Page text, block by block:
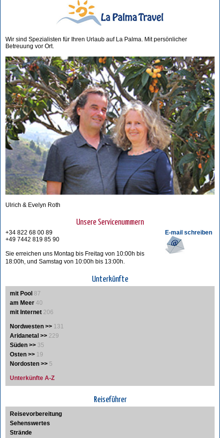
Wir sind Spezialisten für Ihren Urlaub auf La Palma. Mit persönlicher
Betreuung vor Ort.
Ulrich & Evelyn Roth
Unsere Servicenummern
E-mail schreiben
+34 822 68 00 89
+49 7442 819 85 90
Sie erreichen uns Montag bis Freitag von 10:00h bis
18:00h, und Samstag von 10:00h bis 13:00h.
Unterkünfte
mit Pool 87
am Meer 40
mit Internet 206
Nordwesten >> 131
Aridanetal >> 229
Süden >> 35
Osten >> 19
Nordosten >> 5
Unterkünfte A-Z
Reiseführer
Reisevorbereitung
Sehenswertes
Strände